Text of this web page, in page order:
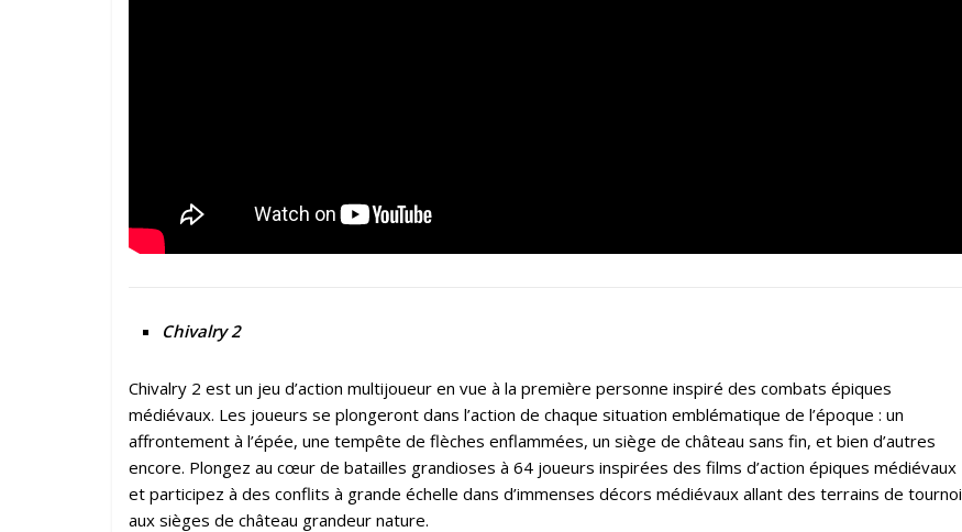
Chivalry 2
Chivalry 2 est un jeu d’action multijoueur en vue à la première personne inspiré des combats épiques
médiévaux. Les joueurs se plongeront dans l’action de chaque situation emblématique de l’époque : un
affrontement à l’épée, une tempête de flèches enflammées, un siège de château sans fin, et bien d’autres
encore. Plongez au cœur de batailles grandioses à 64 joueurs inspirées des films d’action épiques médiévaux
et participez à des conflits à grande échelle dans d’immenses décors médiévaux allant des terrains de tournoi
aux sièges de château grandeur nature.